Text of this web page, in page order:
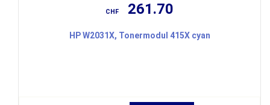
CHF 261.70
HP W2031X, Tonermodul 415X cyan